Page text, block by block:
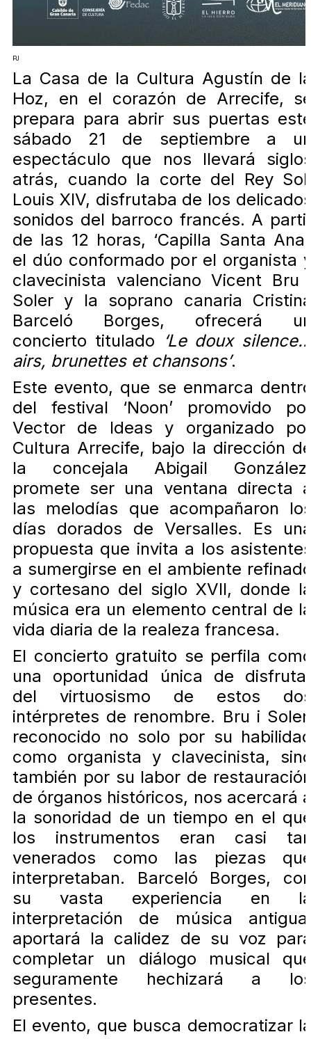
PJ
La Casa de la Cultura Agustín de
Hoz, en el corazón de Arrecife,
prepara para abrir sus puertas
sábado 21 de septiembre a
espectáculo que nos llevará
atrás, cuando la corte del Rey
Louis XIV, disfrutaba de los
sonidos del barroco francés. A
de las 12 horas, ‘Capilla Santa
el dúo conformado por el organista
clavecinista valenciano Vicent Bru
Soler y la soprano canaria
Barceló Borges, ofrecerá
concierto titulado ‘Le doux
airs, brunettes et chansons’.
Este evento, que se enmarca
del festival ‘Noon’ promovido
Vector de Ideas y organizado
Cultura Arrecife, bajo la dirección
la concejala Abigail
promete ser una ventana directa
las melodías que acompañaron
días dorados de Versalles. Es
propuesta que invita a los
a sumergirse en el ambiente
y cortesano del siglo XVII, donde
música era un elemento central de
vida diaria de la realeza francesa.
El concierto gratuito se perfila
una oportunidad única de
del virtuosismo de estos
intérpretes de renombre. Bru i
reconocido no solo por su
como organista y clavecinista,
también por su labor de
de órganos históricos, nos acercará
la sonoridad de un tiempo en el
los instrumentos eran casi
venerados como las piezas
interpretaban. Barceló Borges,
su vasta experiencia en
interpretación de música
aportará la calidez de su voz
completar un diálogo musical
seguramente hechizará a
presentes.
El evento, que busca democratizar